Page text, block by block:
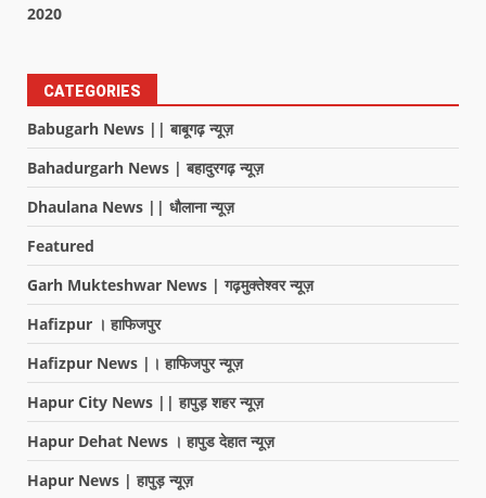
2020
CATEGORIES
Babugarh News || बाबूगढ़ न्यूज़
Bahadurgarh News | बहादुरगढ़ न्यूज़
Dhaulana News || धौलाना न्यूज़
Featured
Garh Mukteshwar News | गढ़मुक्तेश्वर न्यूज़
Hafizpur । हाफिजपुर
Hafizpur News |। हाफिजपुर न्यूज़
Hapur City News || हापुड़ शहर न्यूज़
Hapur Dehat News । हापुड देहात न्यूज़
Hapur News | हापुड़ न्यूज़